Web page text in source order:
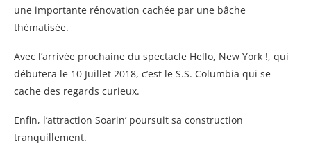
une importante rénovation cachée par une bâche
thématisée.
Avec l’arrivée prochaine du spectacle Hello, New York !, qui
débutera le 10 Juillet 2018, c’est le S.S. Columbia qui se
cache des regards curieux.
Enfin, l’attraction Soarin’ poursuit sa construction
tranquillement.